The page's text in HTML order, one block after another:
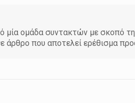
μία ομάδα συντακτών με σκοπό
άρθρο που αποτελεί ερέθισμα